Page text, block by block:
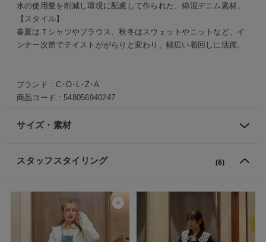
水の使用量を削減し環境に配慮して作られた、綿混デニム素材。
【スタイル】
春夏はＴシャツやブラウス、秋冬はスウェットやニットなど、イ
ンナー次第でテイストががらりと変わり、幅広い着回しに活躍。
ブランド：C･O･L･Z･A
商品コード : 548056940247
サイズ・素材
スタッフスタイリング (6)